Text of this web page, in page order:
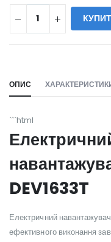
ОПИС
```html
DEV1633T
Електричний
ефективного виконання